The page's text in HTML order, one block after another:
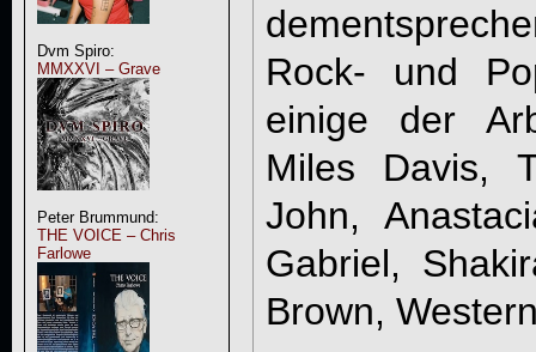
Dvm Spiro:
MMXXVI – Grave
Peter Brummund:
THE VOICE – Chris
Farlowe
Rock- und
einige der
Miles Davis,
John,
Gabriel,
Brown,